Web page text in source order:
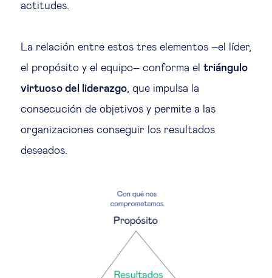
actitudes.
La relación entre estos tres elementos –el líder,
el propósito y el equipo– conforma el triángulo
virtuoso del liderazgo, que impulsa la
consecución de objetivos y permite a las
organizaciones conseguir los resultados
deseados.